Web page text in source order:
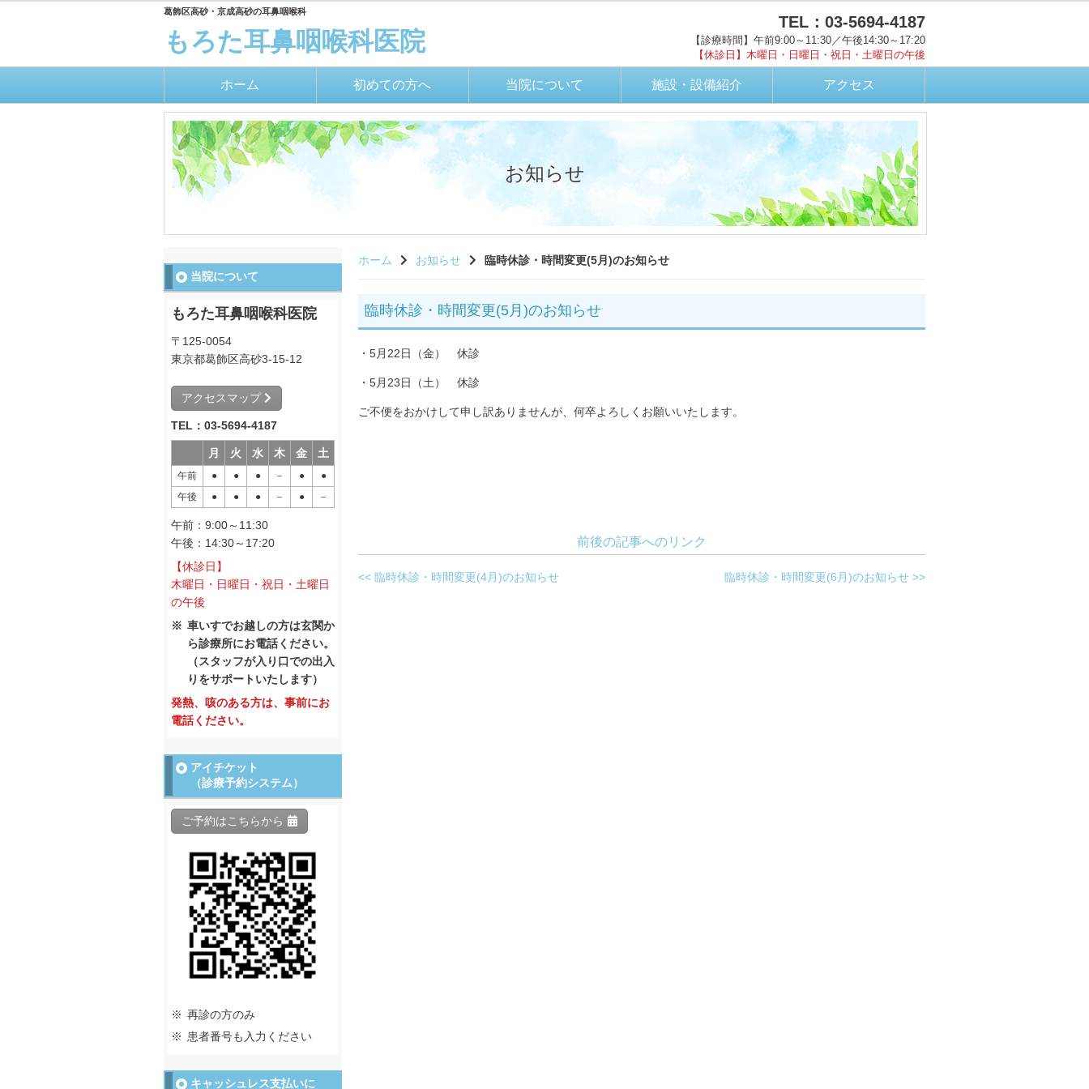
葛飾区高砂・京成高砂の耳鼻咽喉科
もろた耳鼻咽喉科医院
TEL：03-5694-4187
【診療時間】午前9:00～11:30／午後14:30～17:20
【休診日】木曜日・日曜日・祝日・土曜日の午後
ホーム 初めての方へ 当院について 施設・設備紹介 アクセス
お知らせ
ホーム お知らせ 臨時休診・時間変更(5月)のお知らせ
臨時休診・時間変更(5月)のお知らせ
・5月22日（金） 休診
・5月23日（土） 休診
ご不便をおかけして申し訳ありませんが、何卒よろしくお願いいたします。
前後の記事へのリンク
<< 臨時休診・時間変更(4月)のお知らせ 臨時休診・時間変更(6月)のお知らせ >>
当院について
もろた耳鼻咽喉科医院
〒125-0054
東京都葛飾区高砂3-15-12
アクセスマップ
TEL：03-5694-4187
月 火 水 木 金 土
午前 ● ● ● － ●
●
午後
● ● ● － ● －
午前：9:00～11:30
午後：14:30～17:20
【休診日】
木曜日・日曜日・祝日・土曜日
の午後
車いすでお越しの方は玄関か
ら診療所にお電話ください。
（スタッフが入り口での出入
りをサポートいたします）
発熱、咳のある方は、事前にお
電話ください。
アイチケット
（診療予約システム）
ご予約はこちらから
再診の方のみ
患者番号も入力ください
キャッシュレス支払いに